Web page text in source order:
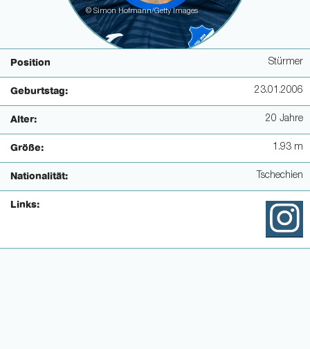
© Simon Hofmann/Getty Images
Position Stürmer
Geburtstag: 23.01.2006
Alter: 20 Jahre
Größe: 1.93 m
Nationalität: Tschechien
Links: